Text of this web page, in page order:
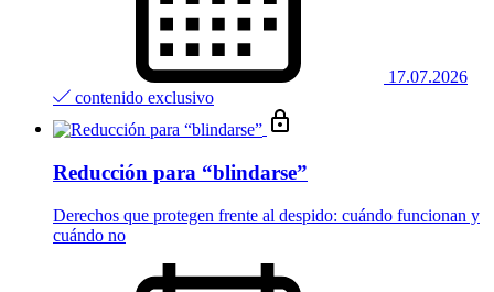
17.07.2026
contenido exclusivo
Reducción para “blindarse”
Derechos que protegen frente al despido: cuándo funcionan y
cuándo no